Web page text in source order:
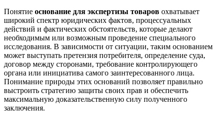
Понятие основание для экспертизы товаров охватывает
широкий спектр юридических фактов, процессуальных
действий и фактических обстоятельств, которые делают
необходимым или возможным проведение специального
исследования. В зависимости от ситуации, таким основанием
может выступать претензия потребителя, определение суда,
договор между сторонами, требование контролирующего
органа или инициатива самого заинтересованного лица.
Понимание природы этих оснований позволяет правильно
выстроить стратегию защиты своих прав и обеспечить
максимальную доказательственную силу полученного
заключения.